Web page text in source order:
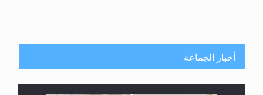
أخبار الجماعة